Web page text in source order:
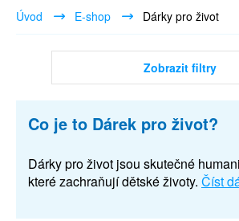
Úvod E-shop Dárky pro život
Zobrazit filtry
Co je to Dárek pro život?
Dárky pro život jsou skutečné
které zachraňují dětské životy. Číst